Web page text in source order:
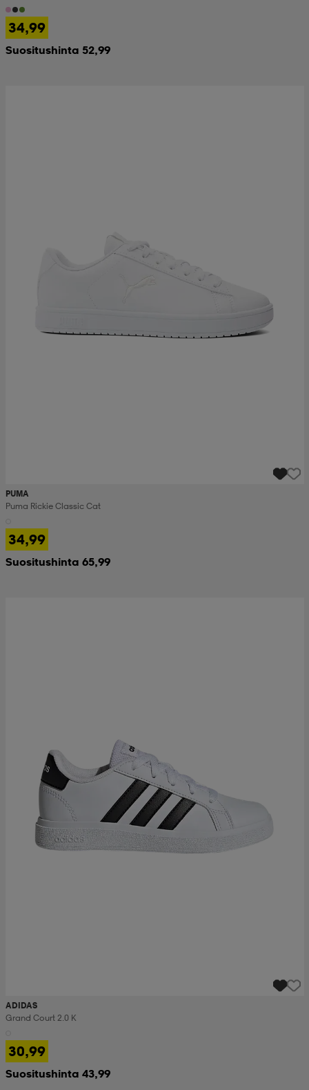
34,99
Suositushinta 52,99
PUMA
Puma Rickie Classic Cat
34,99
Suositushinta 65,99
ADIDAS
Grand Court 2.0 K
30,99
Suositushinta 43,99